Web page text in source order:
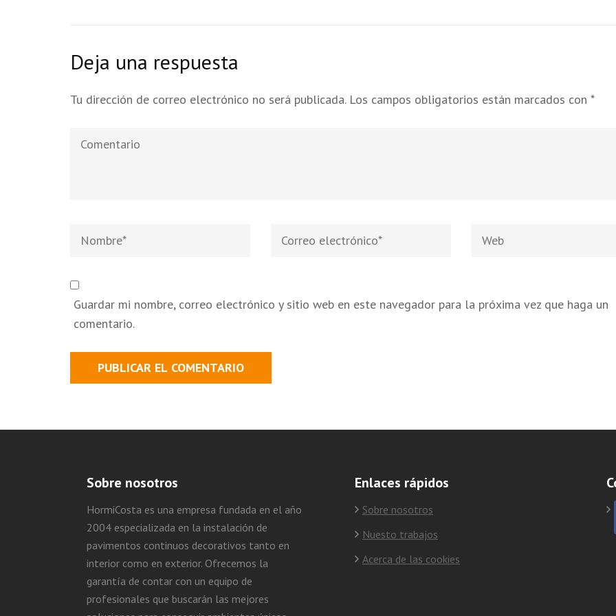
Deja una respuesta
Tu dirección de correo electrónico no será publicada. Los campos obligatorios están marcados con *
Comentario
Nombre
Correo
Web
Guardar mi nombre, correo electrónico y sitio web en este navegador para la próxima vez que haga un
comentario.
Sobre nosotros
HormiCosta es una empresa fundada en el año
2004 especializada en la instalación de
pavimentos continuos decorativos tanto en
interior como en exterior. Ofrecemos la
garantía de contar con un equipo de
profesionales que buscarán las mejores
Enlaces rápidos
Sobre nosotros
Nuesto trabajos
Acerca de las cookies